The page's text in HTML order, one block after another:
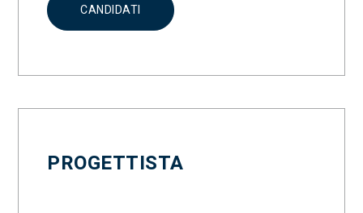
CANDIDATI
PROGETTISTA